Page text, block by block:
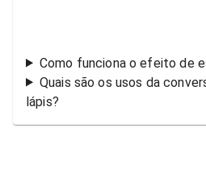
Como funciona o efeito de
Quais são os usos da
lápis?